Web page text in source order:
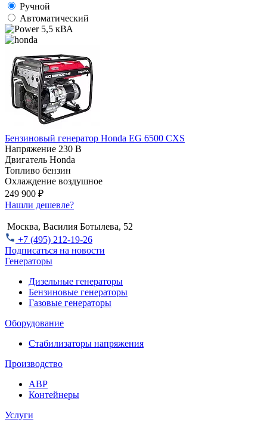
Ручной
Автоматический
5,5 кВА
Бензиновый генератор Honda EG 6500 CXS
Напряжение 230 В
Двигатель Honda
Топливо бензин
Охлаждение воздушное
249 900 ₽
Нашли дешевле?
Москва, Василия Ботылева, 52
+7 (495) 212-19-26
Подписаться на новости
Генераторы
Дизельные генераторы
Бензиновые генераторы
Газовые генераторы
Оборудование
Стабилизаторы напряжения
Производство
АВР
Контейнеры
Услуги